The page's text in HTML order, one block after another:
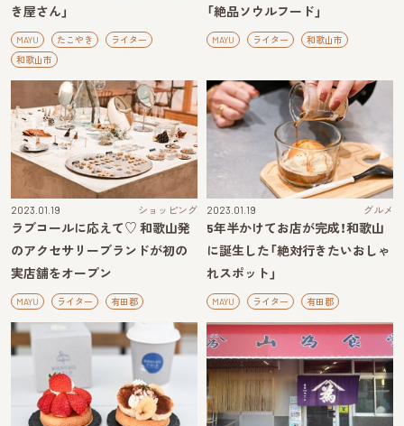
き屋さん」
MAYU たこやき
ライター
和歌山市
「絶品ソウルフード」
MAYU ライター 和歌山市
2023.01.19 ショッピング
ラブコールに応えて♡ 和歌山発
のアクセサリーブランドが初の
実店舗をオープン
MAYU ライター 有田郡
2023.01.19 グルメ
5年半かけてお店が完成！和歌山
に誕生した「絶対行きたいおしゃ
れスポット」
MAYU ライター 有田郡